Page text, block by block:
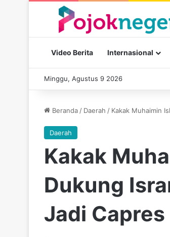
Video Berita Internasional
Minggu, Agustus 9 2026
Beranda / Daerah / Kakak Muhaimin
Daerah
Kakak
Dukung
Jadi